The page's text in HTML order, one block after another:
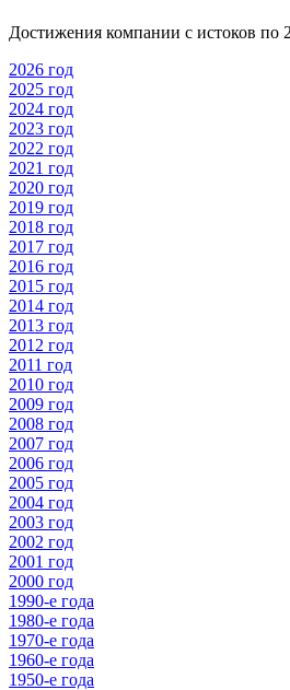
Достижения компании с истоков по
2026 год
2025 год
2024 год
2023 год
2022 год
2021 год
2020 год
2019 год
2018 год
2017 год
2016 год
2015 год
2014 год
2013 год
2012 год
2011 год
2010 год
2009 год
2008 год
2007 год
2006 год
2005 год
2004 год
2003 год
2002 год
2001 год
2000 год
1990-е года
1980-е года
1970-е года
1960-е года
1950-е года